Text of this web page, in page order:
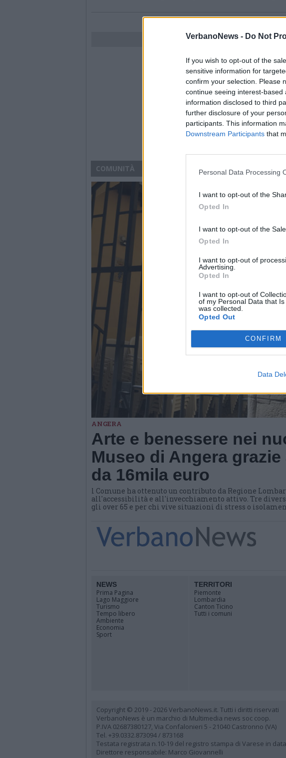
VerbanoNews - Do Not
If you wish to opt-out of the
sensitive information for
confirm your selection. Please
continue seeing interest-
information disclosed to third
further disclosure of your
participants. This information
Downstream Participants that
Personal Data Processing
I want to opt-out of the
Opted In
I want to opt-out of the
Opted In
I want to opt-out of
Advertising.
Opted In
I want to opt-out of
of my Personal Data that
was collected.
Opted Out
CONFIRM
Data
Guarda
COMUNITÀ
ANGERA
Arte e benessere nei
Museo di Angera
da 16mila euro
l Comune ha ottenuto un contributo da Regione
all'accessibilità e all'invecchiamento attivo. Tre
gli over 65 e per chi vive situazioni di stress o
NEWS
Prima Pagina
Lago Maggiore
Turismo
Tempo libero
Ambiente
Economia
Sport
TERRITORI
Piemonte
Lombardia
Canton Ticino
Tutti i comuni
Copyright © 2019 - 2026 VerbanoNews.it. Tutti i diritti riservati
VerbanoNews è un marchio di Multimedia news soc coop.
P.IVA 02687380127, Via Confalonieri 5 - 21040 Castronno (VA)
Tel. +39.0332.873094 / 873168
Testata registrata n.10-19 del registro stampa di Varese in
Direttore responsabile: Marco Giovannelli